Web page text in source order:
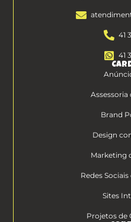
41
41
Assessoria
Brand
Design
Marketing
Redes
Sites
Projetos de